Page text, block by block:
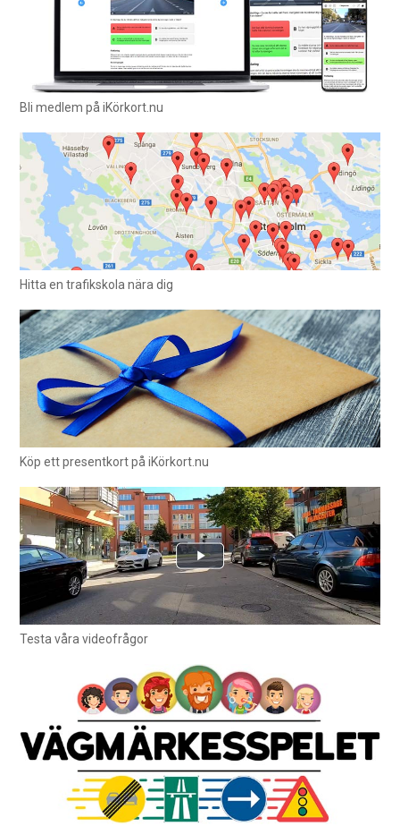
Bli medlem på iKörkort.nu
Hitta en trafikskola nära dig
Köp ett presentkort på iKörkort.nu
Testa våra videofrågor